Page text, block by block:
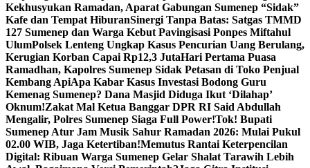
Kekhusyukan Ramadan, Aparat Gabungan Sumenep “Sidak”
Kafe dan Tempat HiburanSinergi Tanpa Batas: Satgas TMMD
127 Sumenep dan Warga Kebut Pavingisasi Ponpes Miftahul
UlumPolsek Lenteng Ungkap Kasus Pencurian Uang Berulang,
Kerugian Korban Capai Rp12,3 JutaHari Pertama Puasa
Ramadhan, Kapolres Sumenep Sidak Petasan di Toko Penjual
Kembang ApiApa Kabar Kasus Investasi Bodong Guru
Kemenag Sumenep? Dana Masjid Diduga Ikut ‘Dilahap’
Oknum!Zakat Mal Ketua Banggar DPR RI Said Abdullah
Mengalir, Polres Sumenep Siaga Full Power!Tok! Bupati
Sumenep Atur Jam Musik Sahur Ramadan 2026: Mulai Pukul
02.00 WIB, Jaga Ketertiban!Memutus Rantai Keterpencilan
Digital: Ribuan Warga Sumenep Gelar Shalat Tarawih Lebih